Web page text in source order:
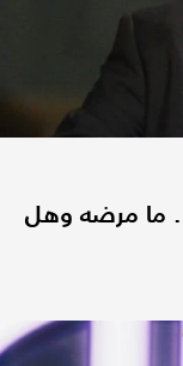
ما مرضه وهل